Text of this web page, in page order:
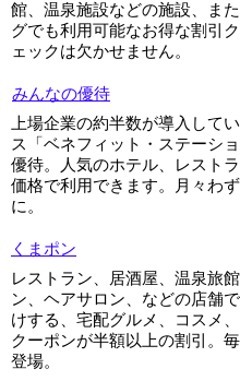
館、温泉施設などの施設、ま
グでも利用可能なお得な割引
ェックは欠かせません。
みんなの優待
上場企業の約半数が導入して
ス「ベネフィット・ステーシ
優待。人気のホテル、レスト
価格で利用できます。月々わ
に。
くまポン
レストラン、居酒屋、温泉旅
ン、ヘアサロン、などの店舗
けする、宅配グルメ、コスメ
クーポンが半額以上の割引。
登場。